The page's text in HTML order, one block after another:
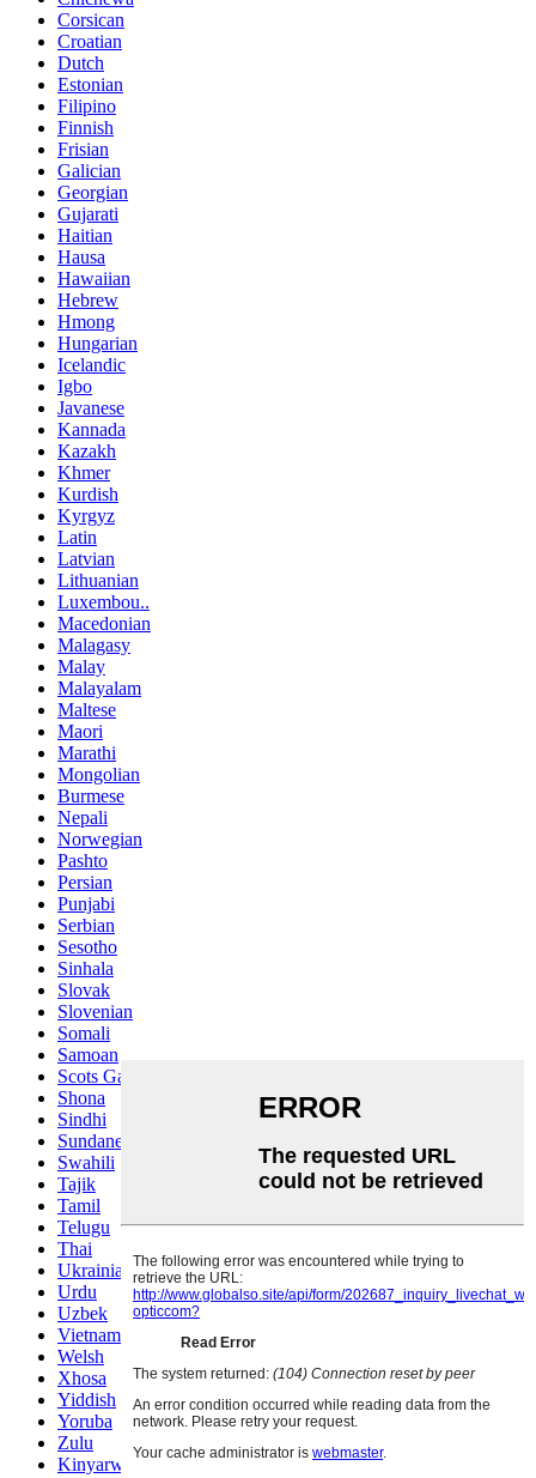
Corsican
Croatian
Dutch
Estonian
Filipino
Finnish
Frisian
Galician
Georgian
Gujarati
Haitian
Hausa
Hawaiian
Hebrew
Hmong
Hungarian
Icelandic
Igbo
Javanese
Kannada
Kazakh
Khmer
Kurdish
Kyrgyz
Latin
Latvian
Lithuanian
Luxembou..
Macedonian
Malagasy
Malay
Malayalam
Maltese
Maori
Marathi
Mongolian
Burmese
Nepali
Norwegian
Pashto
Persian
Punjabi
Serbian
Sesotho
Sinhala
Slovak
Slovenian
Somali
Samoan
Scots Gaelic
Shona
Sindhi
Sundanese
Swahili
Tajik
Tamil
Telugu
Thai
Ukrainian
Urdu
Uzbek
Vietnamese
Welsh
Xhosa
Yiddish
Yoruba
Zulu
Kinyarwanda